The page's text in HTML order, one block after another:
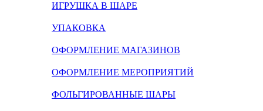
ИГРУШКА В ШАРЕ
УПАКОВКА
ОФОРМЛЕНИЕ МАГАЗИНОВ
ОФОРМЛЕНИЕ МЕРОПРИЯТИЙ
ФОЛЬГИРОВАННЫЕ ШАРЫ